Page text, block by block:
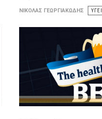
ΝΙΚΌΛΑΣ ΓΕΩΡΓΙΑΚΏΔΗΣ